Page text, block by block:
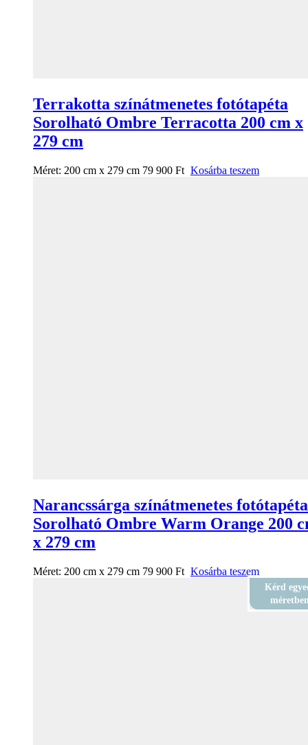
Terrakotta színátmenetes fotótapéta
Sorolható Ombre Terracotta 200 cm x
279 cm
Méret: 200 cm x 279 cm 79 900 Ft Kosárba teszem
Narancssárga színátmenetes fotótapéta
Sorolható Ombre Warm Orange 200
x 279 cm
Méret: 200 cm x 279 cm 79 900 Ft Kosárba teszem
Kérd